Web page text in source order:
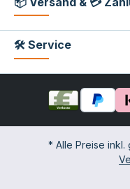
🛠 Service
* Alle Preise inkl.